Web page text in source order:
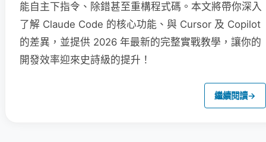
能自主下指令、除錯甚至重構程式碼。本文將帶你深入
了解 Claude Code 的核心功能、與 Cursor 及 Copilot
的差異，並提供 2026 年最新的完整實戰教學，讓你的
開發效率迎來史詩級的提升！
繼續閱讀→